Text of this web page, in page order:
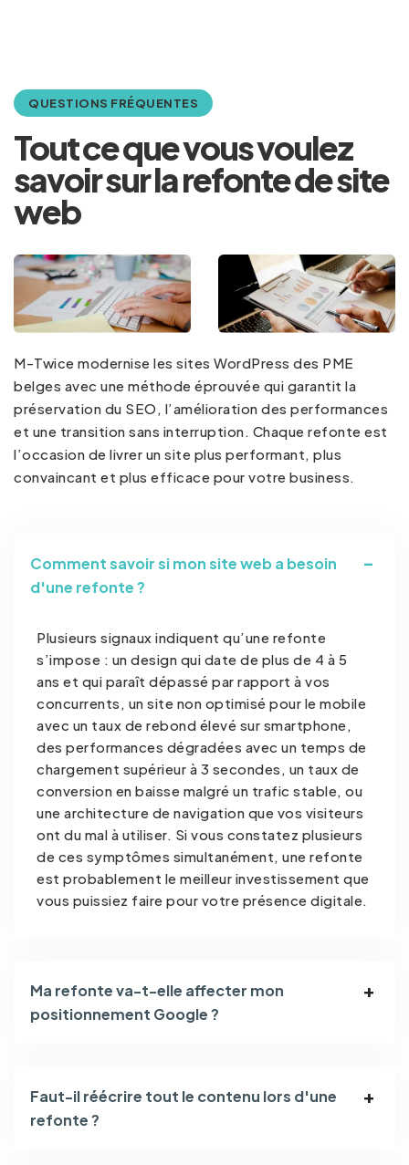
Comment savoir si mon site web a besoin
d'une refonte ?
Plusieurs signaux indiquent qu’une refonte
s’impose : un design qui date de plus de 4 à 5
ans et qui paraît dépassé par rapport à vos
concurrents, un site non optimisé pour le mobile
avec un taux de rebond élevé sur smartphone,
des performances dégradées avec un temps de
chargement supérieur à 3 secondes, un taux de
conversion en baisse malgré un trafic stable, ou
une architecture de navigation que vos visiteurs
ont du mal à utiliser. Si vous constatez plusieurs
de ces symptômes simultanément, une refonte
est probablement le meilleur investissement que
vous puissiez faire pour votre présence digitale.
Ma refonte va-t-elle affecter mon
positionnement Google ?
Faut-il réécrire tout le contenu lors d'une
refonte ?
QUESTIONS FRÉQUENTES
Tout ce que vous voulez
savoir sur la refonte de site
web
M-Twice modernise les sites WordPress des PME
belges avec une méthode éprouvée qui garantit la
préservation du SEO, l’amélioration des performances
et une transition sans interruption. Chaque refonte est
l’occasion de livrer un site plus performant, plus
convaincant et plus efficace pour votre business.